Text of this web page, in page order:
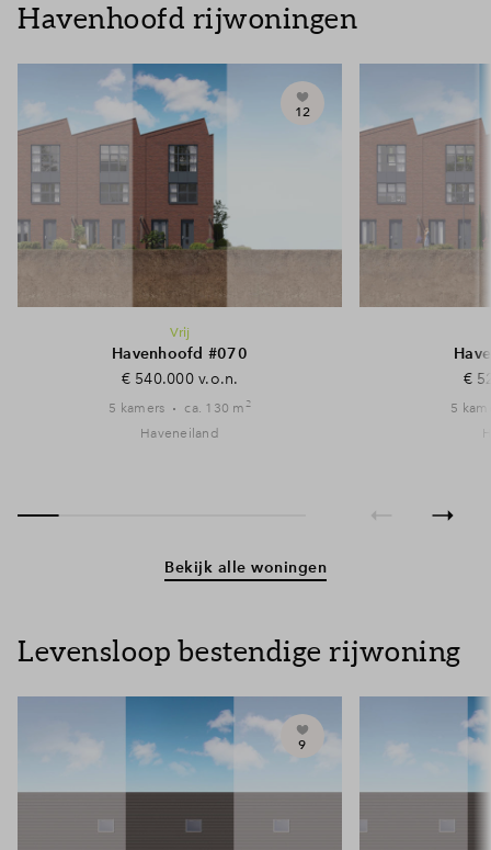
Havenhoofd rijwoningen
12
Vrij
Havenhoofd #070
€ 540.000 v.o.n.
5 kamers ca. 130 m2
Haveneiland
€
5
Bekijk alle woningen
Levensloop bestendige rijwoning
9